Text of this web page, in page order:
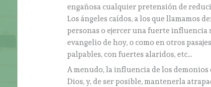
engañosa cualquier pretensión de
Los ángeles caídos, a los que llamamos
personas o ejercer una fuerte influencia
evangelio de hoy, o como en otros
palpables, con fuertes alaridos, etc…
A menudo, la influencia de los demonios
Dios, y, de ser posible, mantenerla